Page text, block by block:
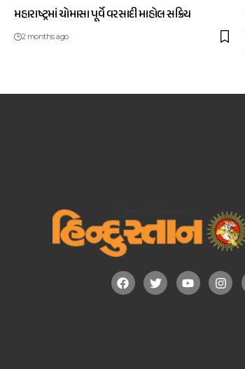
મહારાષ્ટ્રમાં ચોમાસા પૂર્વે વરસાદી માહોલ સક્રિય
2 months ago